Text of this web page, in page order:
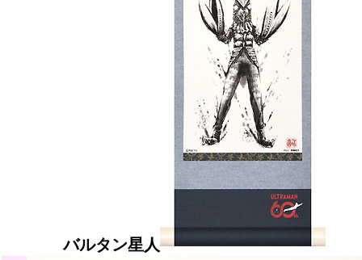
バルタン星人